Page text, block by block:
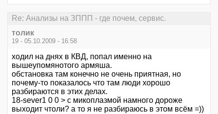
Re: Анализы на ЗППП - где почем, сервис.
толик
19 - 05.10.2009 - 16:58
ходил на днях в КВД, попал именно на
вышеупомянотого армяша.
обстановка там конечно не очень приятная, но
почему-то показалось что там люди хорошо
разбираются в этих делах.
18-sever1 0 0 > с микоплазмой намного дороже
выходит чтоли? а то я не разбираюсь в этом всём =))